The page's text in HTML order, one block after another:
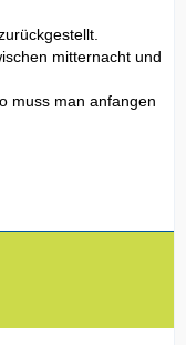
mitternacht und
muss man anfangen